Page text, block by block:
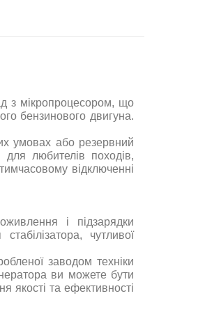
з мікропроцесором, що
бензинового двигуна.
умовах або резервний
любителів походів,
відключенні
і підзарядки
чутливої
заводом техніки
ви можете бути
якості та ефективності